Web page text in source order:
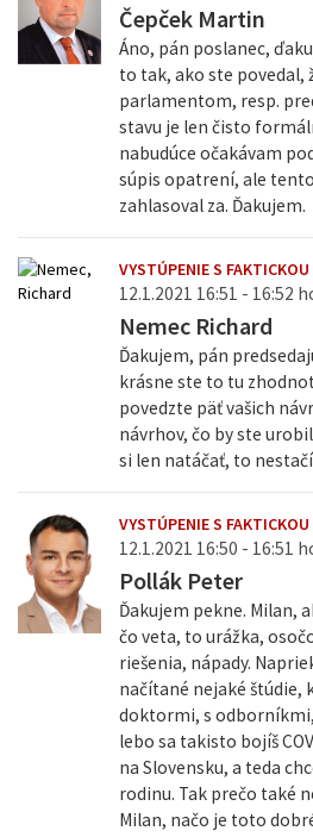
Čepček Martin
Áno, pán poslanec,
to tak, ako ste povedal,
parlamentom, resp.
stavu je len čisto
nabudúce očakávam
súpis opatrení, ale
zahlasoval za. Ďakujem.
VYSTÚPENIE S
12.1.2021 16:51 - 16:52
Nemec Richard
Ďakujem, pán
krásne ste to tu
povedzte päť vašich
návrhov, čo by ste
si len natáčať, to
VYSTÚPENIE S
12.1.2021 16:50 - 16:51
Pollák Peter
Ďakujem pekne. Milan,
čo veta, to urážka,
riešenia, nápady.
načítané nejaké štúdie,
doktormi, s
lebo sa takisto bojíš
na Slovensku, a teda
rodinu. Tak prečo také
Milan, načo je toto